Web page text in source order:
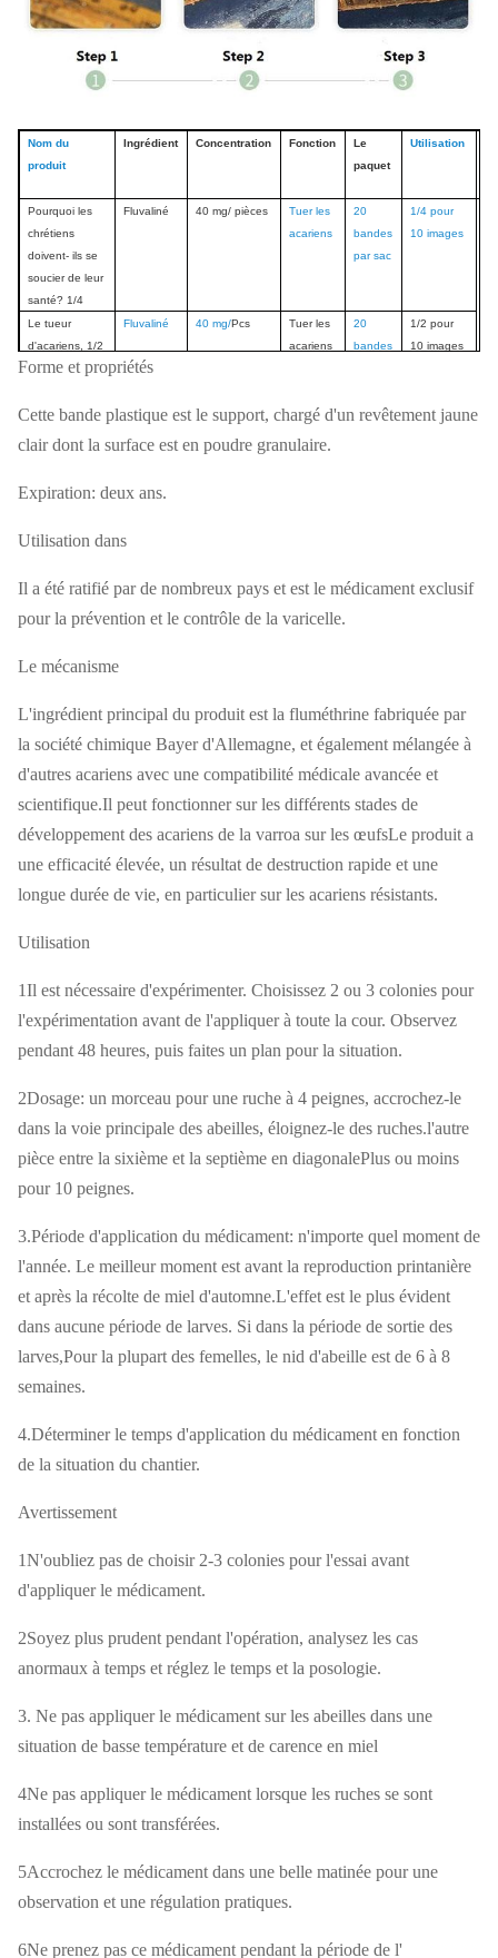
Nom du
produit
Ingrédient Concentration Fonction
Le
paquet
Utilisation
Pourquoi les
chrétiens
doivent- ils se
soucier de leur
santé? 1/4
Fluvaliné 40 mg/ pièces
Tuer les
acariens
20
bandes
par sac
1/4 pour
10 images
Le tueur
d'acariens, 1/2
Fluvaliné 40 mg/Pcs
Tuer les
acariens
20
bandes
1/2 pour
10 images
énorme
acariens
bandes
pour 10
Fluvalinate à
bande
Fluvaliné 40 mg/Pcs
Tuer les
acariens
20
2 pièces
La bande de
du nid
par sac
cadres
Forme et propriétés
Cette bande plastique est le support, chargé d'un revêtement jaune
clair dont la surface est en poudre granulaire.
Expiration: deux ans.
Utilisation dans
Il a été ratifié par de nombreux pays et est le médicament exclusif
pour la prévention et le contrôle de la varicelle.
Le mécanisme
L'ingrédient principal du produit est la fluméthrine fabriquée par
la société chimique Bayer d'Allemagne, et également mélangée à
d'autres acariens avec une compatibilité médicale avancée et
scientifique.Il peut fonctionner sur les différents stades de
développement des acariens de la varroa sur les œufsLe produit a
une efficacité élevée, un résultat de destruction rapide et une
longue durée de vie, en particulier sur les acariens résistants.
Utilisation
1Il est nécessaire d'expérimenter. Choisissez 2 ou 3 colonies pour
l'expérimentation avant de l'appliquer à toute la cour. Observez
pendant 48 heures, puis faites un plan pour la situation.
2Dosage: un morceau pour une ruche à 4 peignes, accrochez-le
dans la voie principale des abeilles, éloignez-le des ruches.l'autre
pièce entre la sixième et la septième en diagonalePlus ou moins
pour 10 peignes.
3.Période d'application du médicament: n'importe quel moment de
l'année. Le meilleur moment est avant la reproduction printanière
et après la récolte de miel d'automne.L'effet est le plus évident
dans aucune période de larves. Si dans la période de sortie des
larves,Pour la plupart des femelles, le nid d'abeille est de 6 à 8
semaines.
4.Déterminer le temps d'application du médicament en fonction
de la situation du chantier.
Avertissement
1N'oubliez pas de choisir 2-3 colonies pour l'essai avant
d'appliquer le médicament.
2Soyez plus prudent pendant l'opération, analysez les cas
anormaux à temps et réglez le temps et la posologie.
3. Ne pas appliquer le médicament sur les abeilles dans une
situation de basse température et de carence en miel
4Ne pas appliquer le médicament lorsque les ruches se sont
installées ou sont transférées.
5Accrochez le médicament dans une belle matinée pour une
observation et une régulation pratiques.
6Ne prenez pas ce médicament pendant la période de l'